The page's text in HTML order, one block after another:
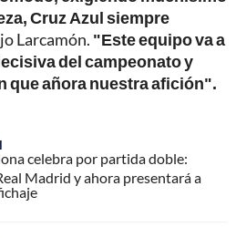
Cruz Azul siempre
Larcamón. "Este equipo va a
del campeonato y
que añora nuestra afición".
celebra por partida doble:
Madrid y ahora presentará a